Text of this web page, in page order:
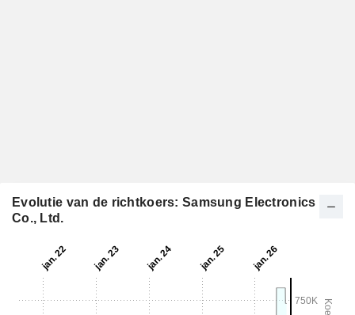
Evolutie van de richtkoers: Samsung Electronics
Co., Ltd.